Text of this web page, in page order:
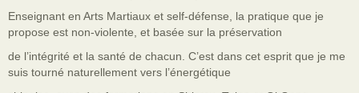
Enseignant en Arts Martiaux et self-défense, la pratique que je
propose est non-violente, et basée sur la préservation
de l’intégrité et la santé de chacun. C’est dans cet esprit que je me
suis tourné naturellement vers l’énergétique